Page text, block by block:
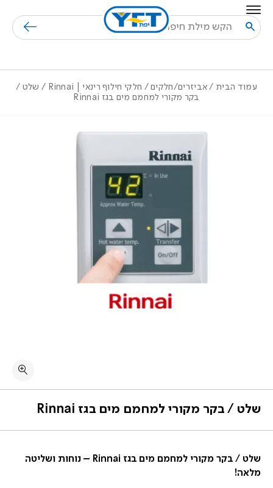
Skip to Content
חיפוש
עמוד הבית / אביזרים/חלקים/ חלקי חילוף רינאי | Rinnai
/ שלט /
בקר מקורי למחמם מים בגז Rinnai
שלט / בקר מקורי למחמם מים בגז Rinnai
שלט / בקר מקורי למחמם מים בגז Rinnai – נוחות ושליטה
מלאה!
בחזרה למעלה